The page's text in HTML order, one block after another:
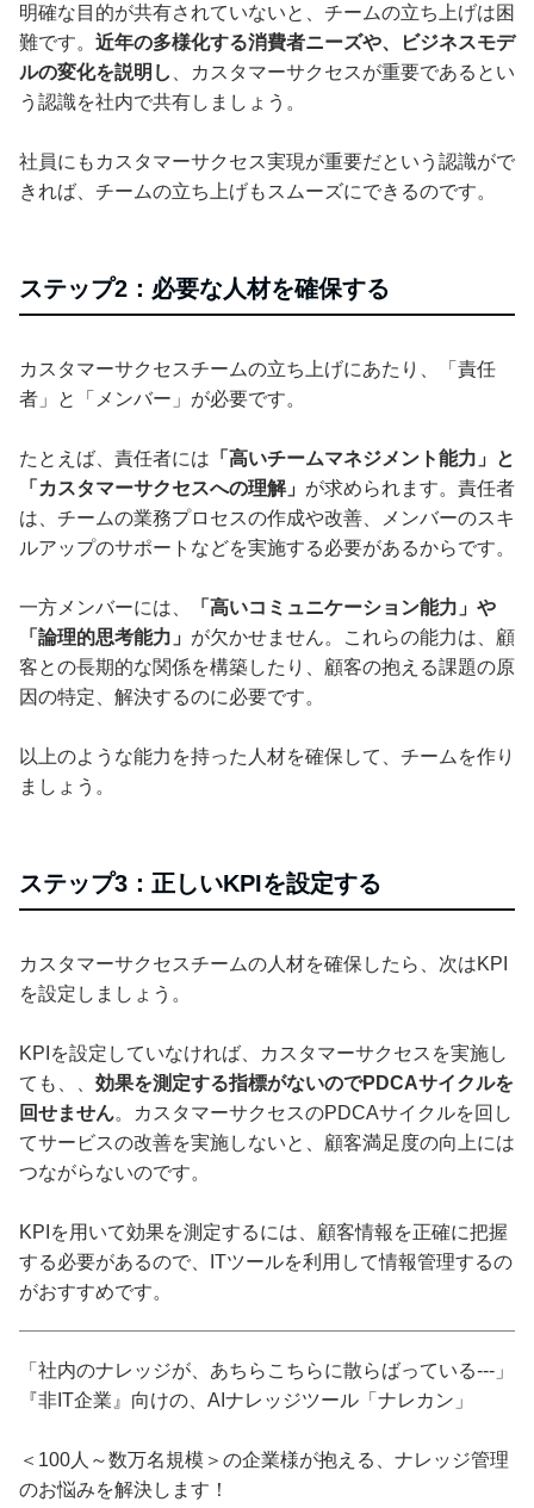
明確な目的が共有されていないと、チームの立ち上げは困
難です。 近年の多様化する消費者ニーズや、ビジネスモデ
ルの変化を説明し 、カスタマーサクセスが重要であるとい
う認識を社内で共有しましょう。
社員にもカスタマーサクセス実現が重要だという認識がで
きれば、チームの立ち上げもスムーズにできるのです。
ステップ2：必要な人材を確保する
カスタマーサクセスチームの立ち上げにあたり、「責任
者」と「メンバー」が必要です。
たとえば、責任者には 「高いチームマネジメント能力」と
「カスタマーサクセスへの理解」 が求められます。責任者
は、チームの業務プロセスの作成や改善、メンバーのスキ
ルアップのサポートなどを実施する必要があるからです。
一方メンバーには、
「高いコミュニケーション能力」や
「論理的思考能力」 が欠かせません。これらの能力は、顧
客との長期的な関係を構築したり、顧客の抱える課題の原
因の特定、解決するのに必要です。
以上のような能力を持った人材を確保して、チームを作り
ましょう。
ステップ3：正しいKPIを設定する
カスタマーサクセスチームの人材を確保したら、次はKPI
を設定しましょう。
KPIを設定していなければ、カスタマーサクセスを実施し
ても、、 効果を測定する指標がないのでPDCAサイクルを
回せません。カスタマーサクセスのPDCAサイクルを回し
てサービスの改善を実施しないと、顧客満足度の向上には
つながらないのです。
KPIを用いて効果を測定するには、顧客情報を正確に把握
する必要があるので、ITツールを利用して情報管理するの
がおすすめです。
「社内のナレッジが、あちらこちらに散らばっている---」
『非IT企業』向けの、AIナレッジツール「ナレカン」
＜100人～数万名規模＞の企業様が抱える、ナレッジ管理
のお悩みを解決します！